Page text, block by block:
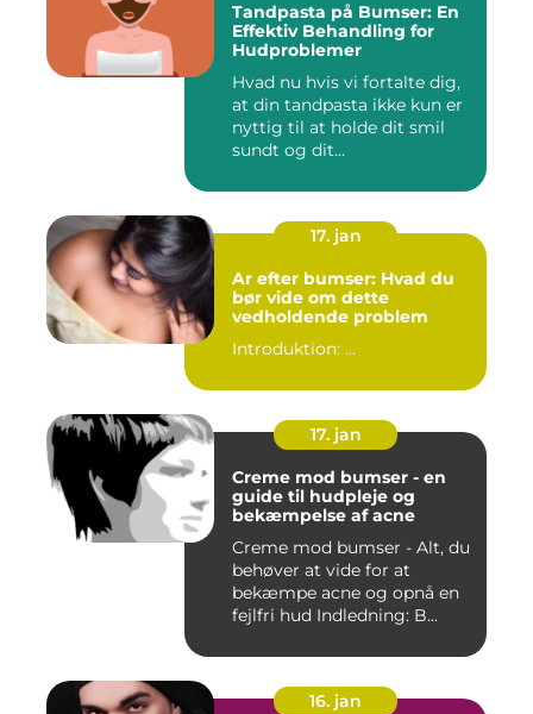
Tandpasta på Bumser: En
Effektiv Behandling for
Hudproblemer
Hvad nu hvis vi fortalte dig,
at din tandpasta ikke kun er
nyttig til at holde dit smil
sundt og dit...
17. jan
Ar efter bumser: Hvad du
bør vide om dette
vedholdende problem
Introduktion: ...
17. jan
Creme mod bumser - en
guide til hudpleje og
bekæmpelse af acne
Creme mod bumser - Alt, du
behøver at vide for at
bekæmpe acne og opnå en
fejlfri hud Indledning: B...
16. jan